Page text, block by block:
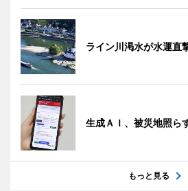
ライン川渇水が水運直
生成ＡＩ、被災地照ら
もっと見る